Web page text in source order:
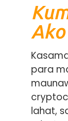
para
lahat,